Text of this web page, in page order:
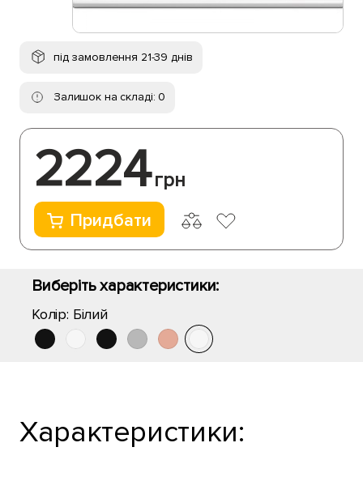
під замовлення 21-39 днів
Залишок на складі: 0
2224грн
Придбати
Виберіть характеристики:
Колір: Білий
Характеристики: